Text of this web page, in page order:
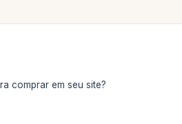
comprar em seu site?